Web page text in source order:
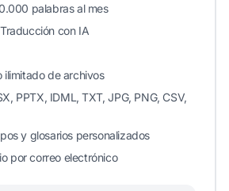
palabras al mes
con IA
ilimitado de archivos
PPTX, IDML, TXT, JPG, PNG, CSV,
y glosarios personalizados
por correo electrónico